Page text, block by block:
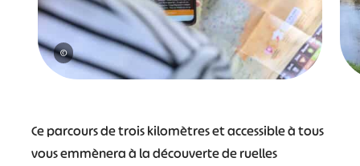
©
Ce parcours de trois kilomètres et accessible à tous
vous emmènera à la découverte de ruelles